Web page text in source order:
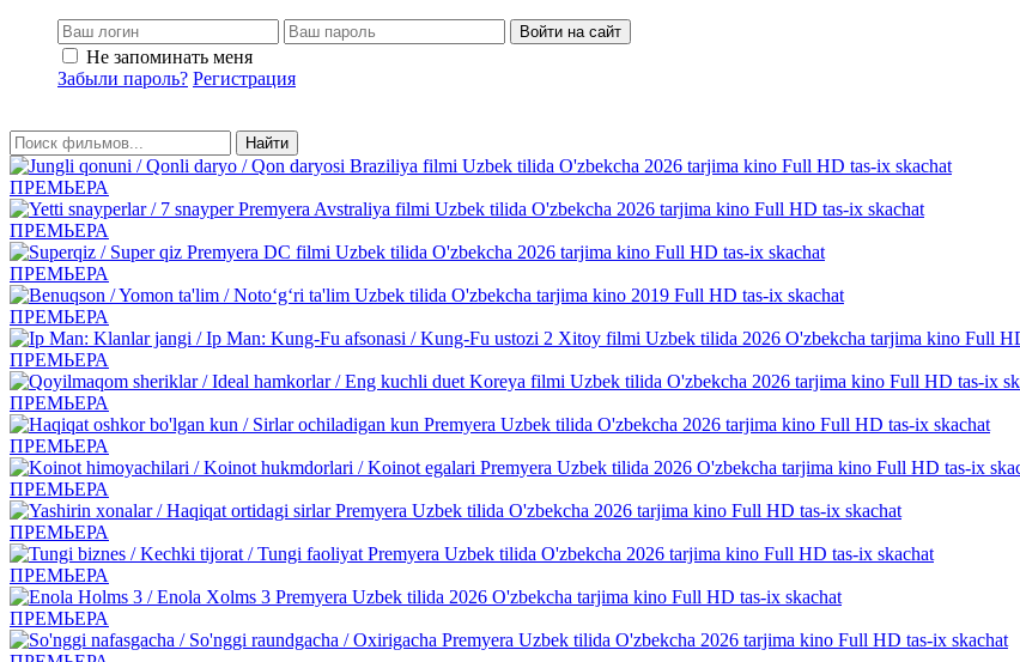
Войти на сайт
Не запоминать меня
Забыли пароль? Регистрация
Найти
ПРЕМЬЕРА
ПРЕМЬЕРА
ПРЕМЬЕРА
ПРЕМЬЕРА
ПРЕМЬЕРА
ПРЕМЬЕРА
ПРЕМЬЕРА
ПРЕМЬЕРА
ПРЕМЬЕРА
ПРЕМЬЕРА
ПРЕМЬЕРА